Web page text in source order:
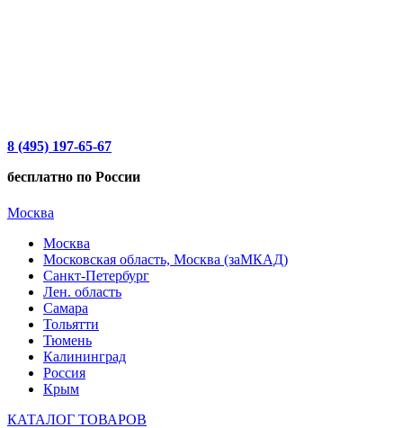
8 (495) 197-65-67
бесплатно по России
Москва
Москва
Московская область, Москва (заМКАД)
Санкт-Петербург
Лен. область
Самара
Тольятти
Тюмень
Калининград
Россия
Крым
КАТАЛОГ ТОВАРОВ